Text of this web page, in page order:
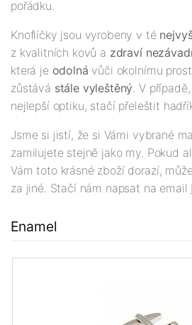
pořádku.
Knoflíčky jsou vyrobeny v té nejv
z kvalitních kovů a zdraví
která je odolná vůči okolnímu
zůstává stále vyleštěný. V
nejlepší optiku, stačí přeleštit
Jsme si jistí, že si Vámi vybrané
zamilujete stejně jako my. Pokud
Vám toto krásné zboží dorazí,
za jiné. Stačí nám napsat na email
Enamel